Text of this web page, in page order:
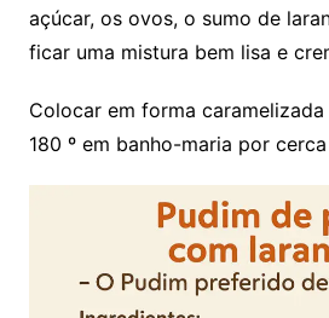
açúcar, os ovos, o sumo de
ficar uma mistura bem lisa e
Colocar em forma
180 º em banho-maria por